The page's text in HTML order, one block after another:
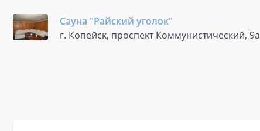
Сауна "Райский уголок"
г. Копейск, проспект Коммунистический, 9а